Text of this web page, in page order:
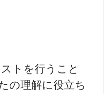
トを行うこと
の理解に役立ち